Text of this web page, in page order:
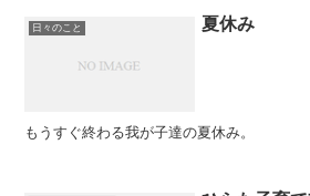
日々のこと 夏休み
もうすぐ終わる我が子達の夏休み。